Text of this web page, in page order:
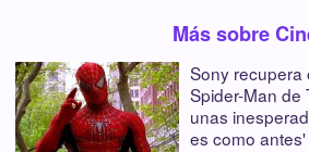
Más sobre
Sony recupera
Spider-Man de
unas
es como antes'